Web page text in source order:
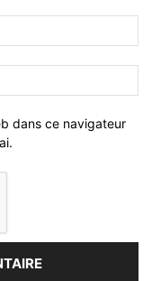
dans ce navigateur